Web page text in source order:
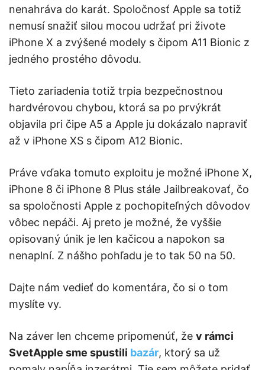
nenahráva do karát. Spoločnosť Apple sa totiž
nemusí snažiť silou mocou udržať pri živote
iPhone X a zvýšené modely s čipom A11 Bionic z
jedného prostého dôvodu.
Tieto zariadenia totiž trpia bezpečnostnou
hardvérovou chybou, ktorá sa po prvýkrát
objavila pri čipe A5 a Apple ju dokázalo napraviť
až v iPhone XS s čipom A12 Bionic.
Práve vďaka tomuto exploitu je možné iPhone X,
iPhone 8 či iPhone 8 Plus stále Jailbreakovať, čo
sa spoločnosti Apple z pochopiteľných dôvodov
vôbec nepáči. Aj preto je možné, že vyššie
opisovaný únik je len kačicou a napokon sa
nenaplní. Z nášho pohľadu je to tak 50 na 50.
Dajte nám vedieť do komentára, čo si o tom
myslíte vy.
Na záver len chceme pripomenúť, že v rámci
SvetApple sme spustili bazár, ktorý sa už